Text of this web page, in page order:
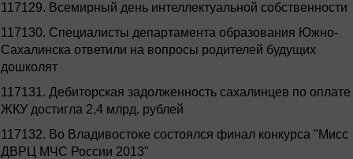
117129. Всемирный день интеллектуальной собственности
117130. Специалисты департамента образования Южно-
Сахалинска ответили на вопросы родителей будущих
дошколят
117131. Дебиторская задолженность сахалинцев по оплате
ЖКУ достигла 2,4 млрд. рублей
117132. Во Владивостоке состоялся финал конкурса "Мисс
ДВРЦ МЧС России 2013"